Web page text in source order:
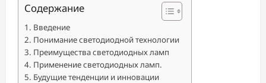
Содержание
Введение
Понимание светодиодной технологии
Преимущества светодиодных ламп
Применение светодиодных ламп.
Будущие тенденции и инновации